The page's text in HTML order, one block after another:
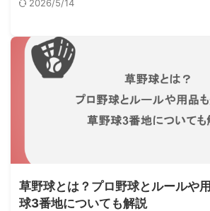
2026/5/14
草野球とは？プロ野球とルールや
球3番地についても解説